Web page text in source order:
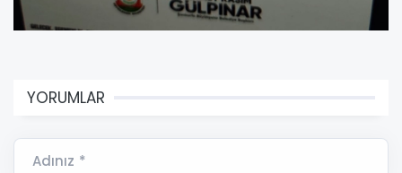
YORUMLAR
Adınız *